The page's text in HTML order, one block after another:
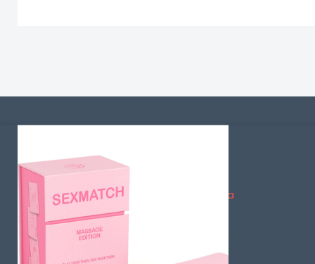
Información
Condiciones generales de la venta
Envíos y Devoluciones
Política de Privacidad
Dudas sobre los Pagos